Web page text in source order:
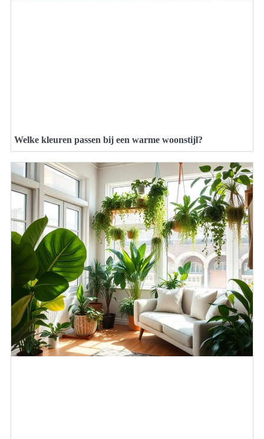
Welke kleuren passen bij een warme woonstijl?